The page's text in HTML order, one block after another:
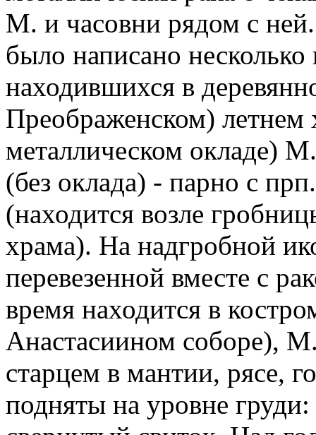
М. и часовни рядом с
было написано
находившихся в
Преображенском)
металлическом окладе)
(без оклада) - парно с
(находится возле
храма). На надгробной
перевезенной вместе с
время находится в
Анастасиином соборе),
старцем в мантии, рясе,
подняты на уровне